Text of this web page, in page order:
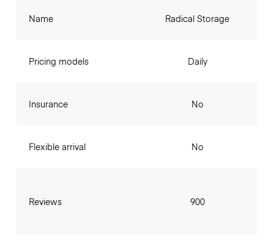
Name
Pricing models
Insurance
Flexible arrival
Reviews
Radical Storage
Daily
No
No
900